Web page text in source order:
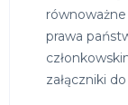
prawa
załączniki